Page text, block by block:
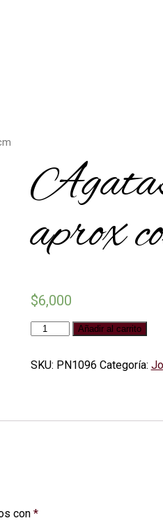
aprox
$6,000
Agatas
a
con
Añadir al carrito
SKU: PN1096 Categoría:
con *